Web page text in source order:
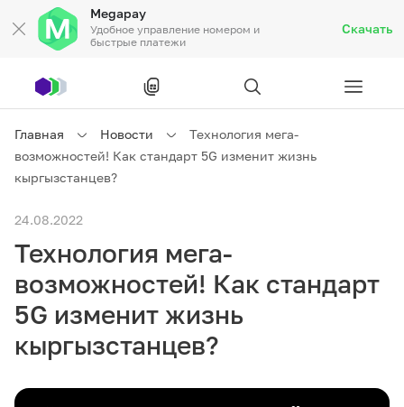
Megapay
Удобное управление номером и
быстрые платежи
Скачать
Частным клиентам
Частным клиентам
Связь
Тарифы Акции
Главная Новости
Технология мега-
возможностей! Как стандарт 5G изменит жизнь
кыргызстанцев?
24.08.2022
Технология мега-
возможностей! Как стандарт
5G изменит жизнь
кыргызстанцев?